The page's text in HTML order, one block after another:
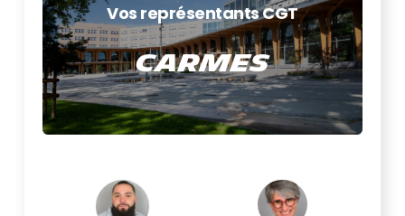
Vos représentants CGT
Carmes